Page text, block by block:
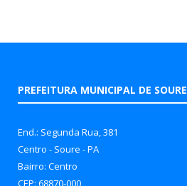
PREFEITURA MUNICIPAL DE SOURE
End.: Segunda Rua, 381
Centro - Soure - PA
Bairro: Centro
CEP: 68870-000